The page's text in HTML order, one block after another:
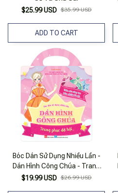
$25.99 USD $35.99 USD
ADD TO CART
Bóc Dán Sử Dụng Nhiều Lần -
Dán Hình Công Chúa - Trang
Phục Dạ Hội
$19.99 USD $26.99 USD